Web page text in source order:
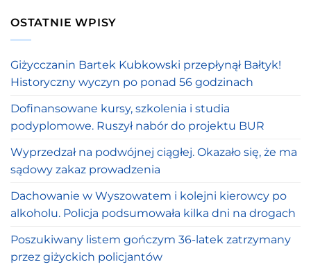
OSTATNIE WPISY
Giżycczanin Bartek Kubkowski przepłynął Bałtyk!
Historyczny wyczyn po ponad 56 godzinach
Dofinansowane kursy, szkolenia i studia
podyplomowe. Ruszył nabór do projektu BUR
Wyprzedzał na podwójnej ciągłej. Okazało się, że ma
sądowy zakaz prowadzenia
Dachowanie w Wyszowatem i kolejni kierowcy po
alkoholu. Policja podsumowała kilka dni na drogach
Poszukiwany listem gończym 36-latek zatrzymany
przez giżyckich policjantów